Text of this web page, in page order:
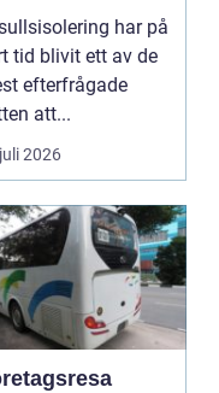
har på
tid blivit ett av de
efterfrågade
att...
2026